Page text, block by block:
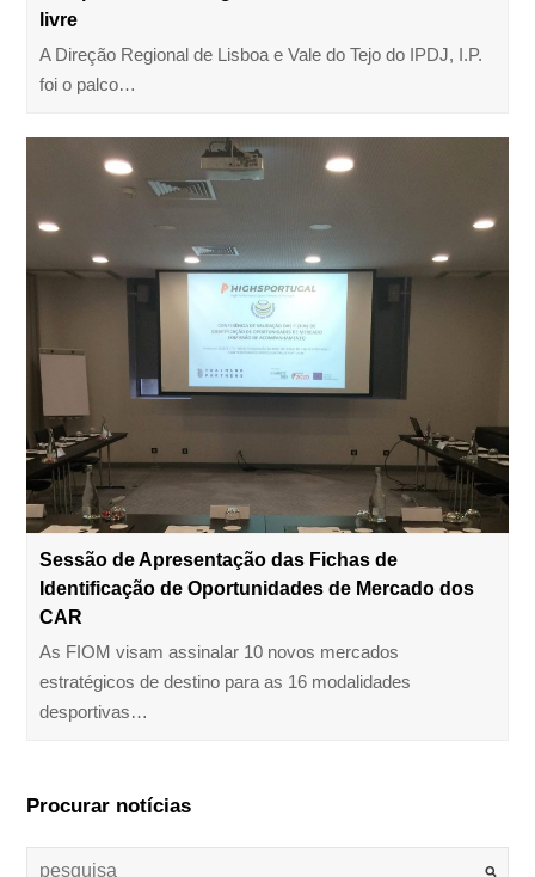
livre
A Direção Regional de Lisboa e Vale do Tejo do IPDJ, I.P.
foi o palco…
Sessão de Apresentação das Fichas de
Identificação de Oportunidades de Mercado dos
CAR
As FIOM visam assinalar 10 novos mercados
estratégicos de destino para as 16 modalidades
desportivas…
Procurar notícias